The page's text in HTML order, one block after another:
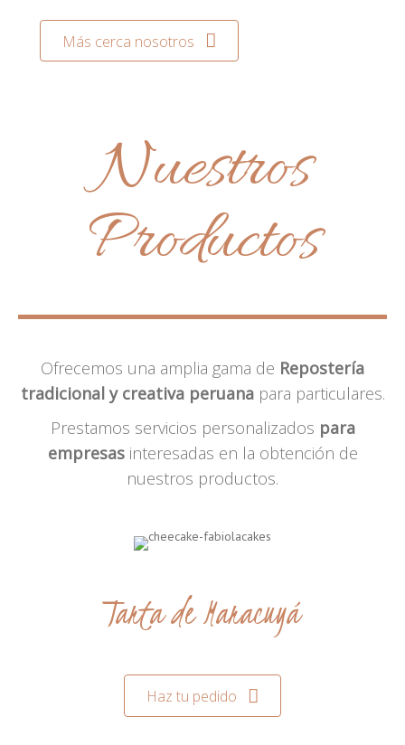
Más cerca nosotros
Nuestros
Productos
Ofrecemos una amplia gama de Repostería
tradicional y creativa peruanapara particulares.
Prestamos servicios personalizados para
empresasinteresadas en la obtención de
nuestros productos.
Tarta de Maracuyá
Haz tu pedido